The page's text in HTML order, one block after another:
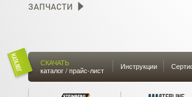
ЗАПЧАСТИ
СКАЧАТЬ
каталог / прайс-лист
Инструкции